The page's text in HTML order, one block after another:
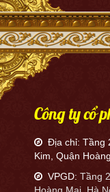
Công ty cổ
Địa chỉ: Tầng
Kim, Quận
VPGD: Tầng